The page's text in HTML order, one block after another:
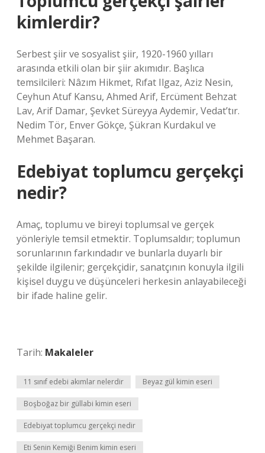
kimlerdir?
Serbest şiir ve sosyalist şiir, 1920-1960 yılları
arasında etkili olan bir şiir akımıdır. Başlıca
temsilcileri: Nâzım Hikmet, Rıfat Ilgaz, Aziz Nesin,
Ceyhun Atuf Kansu, Ahmed Arif, Ercüment Behzat
Lav, Arif Damar, Şevket Süreyya Aydemir, Vedat’tır.
Nedim Tör, Enver Gökçe, Şükran Kurdakul ve
Mehmet Başaran.
Edebiyat toplumcu gerçekçi
nedir?
Amaç, toplumu ve bireyi toplumsal ve gerçek
yönleriyle temsil etmektir. Toplumsaldır; toplumun
sorunlarının farkındadır ve bunlarla duyarlı bir
şekilde ilgilenir; gerçekçidir, sanatçının konuyla ilgili
kişisel duygu ve düşünceleri herkesin anlayabileceği
bir ifade haline gelir.
Tarih: Makaleler
11 sınıf edebi akımlar nelerdir Beyaz gül kimin eseri
Boşboğaz bir güllabi kimin eseri
Edebiyat toplumcu gerçekçi nedir
Eti Senin Kemiği Benim kimin eseri